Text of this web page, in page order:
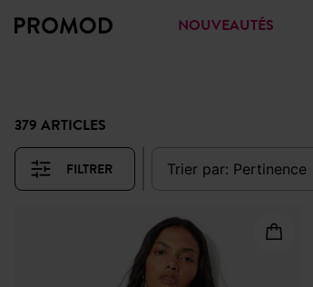
NOUVEAUTÉS
379 ARTICLES
FILTRER trier par: pertinence